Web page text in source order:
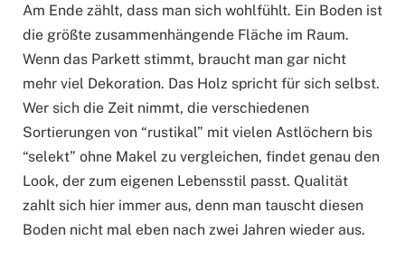
Am Ende zählt, dass man sich wohlfühlt. Ein Boden ist
die größte zusammenhängende Fläche im Raum.
Wenn das Parkett stimmt, braucht man gar nicht
mehr viel Dekoration. Das Holz spricht für sich selbst.
Wer sich die Zeit nimmt, die verschiedenen
Sortierungen von “rustikal” mit vielen Astlöchern bis
“selekt” ohne Makel zu vergleichen, findet genau den
Look, der zum eigenen Lebensstil passt. Qualität
zahlt sich hier immer aus, denn man tauscht diesen
Boden nicht mal eben nach zwei Jahren wieder aus.